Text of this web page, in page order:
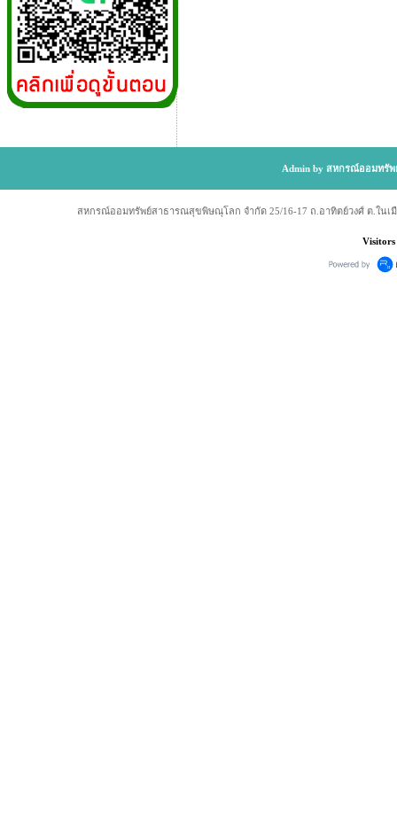
Admin by สหกรณ์ออมทรั
สหกรณ์ออมทรัพย์สาธารณสุขพิษณุโลก จำกัด 25/16-17 ถ.อาทิตย์วงศ์ ต.ในเ
Visitors